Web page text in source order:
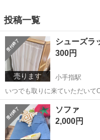
投稿一覧
売ります
シューズラ
300円
小手指駅
いつでも取りに来ていただいて
埼玉 所沢市
ソファ
2,000円